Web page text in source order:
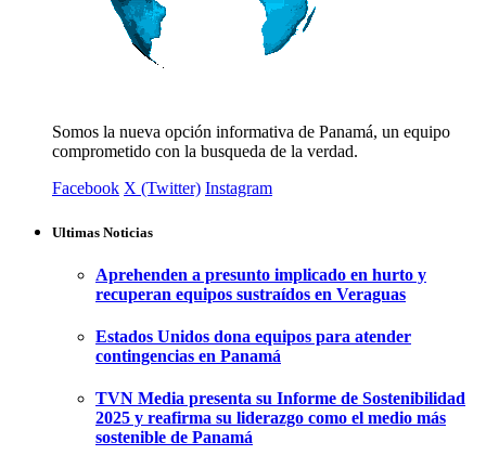
Somos la nueva opción informativa de Panamá, un equipo
comprometido con la busqueda de la verdad.
Facebook X (Twitter) Instagram
Ultimas Noticias
Aprehenden a presunto implicado en hurto y
recuperan equipos sustraídos en Veraguas
Estados Unidos dona equipos para atender
contingencias en Panamá
TVN Media presenta su Informe de Sostenibilidad
2025 y reafirma su liderazgo como el medio más
sostenible de Panamá